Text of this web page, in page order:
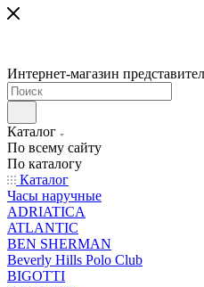
Интернет-магазин
Каталог
По всему сайту
По каталогу
Каталог
Часы наручные
ADRIATICA
ATLANTIC
BEN SHERMAN
Beverly Hills Polo Club
BIGOTTI